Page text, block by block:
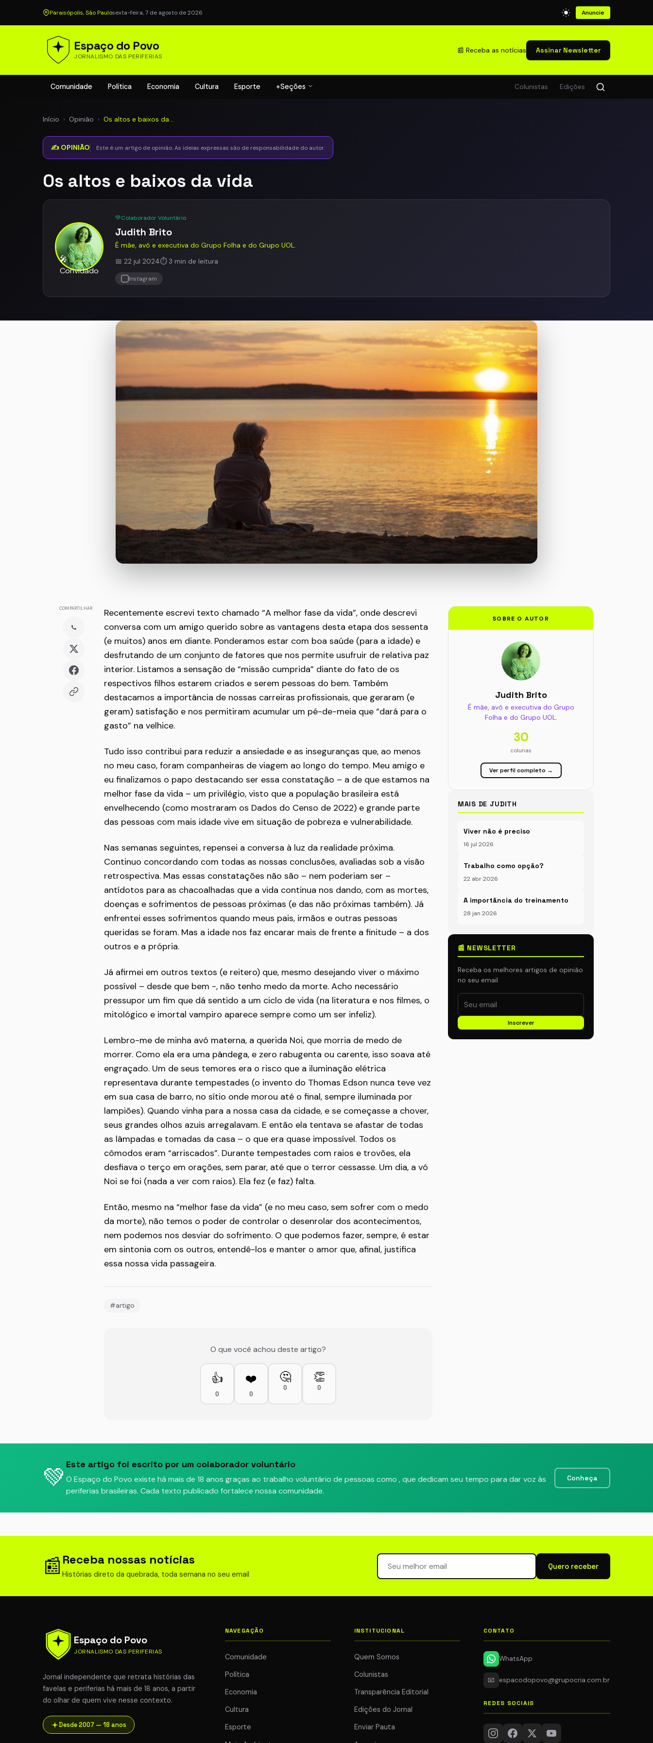
Paraisópolis, São Paulosexta-feira, 7 de agosto de 2026 Anuncie
Espaço do Povo
JORNALISMO DAS PERIFERIAS
📰 Receba as notícias Assinar Newsletter
Comunidade Política Economia Cultura Esporte +Seções Colunistas Edições
Início › Opinião › Os altos e baixos da…
✍️ OPINIÃO Este é um artigo de opinião. As ideias expressas são de responsabilidade do autor.
Os altos e baixos da vida
🎤
Convidado
💚Colaborador Voluntário
Judith Brito
É mãe, avó e executiva do Grupo Folha e do Grupo UOL.
📅 22 jul 2024⏱️ 3 min de leitura
Instagram
COMPARTILHAR
Recentemente escrevi texto chamado “A melhor fase da vida”, onde descrevi
conversa com um amigo querido sobre as vantagens desta etapa dos sessenta
(e muitos) anos em diante. Ponderamos estar com boa saúde (para a idade) e
desfrutando de um conjunto de fatores que nos permite usufruir de relativa paz
interior. Listamos a sensação de “missão cumprida” diante do fato de os
respectivos filhos estarem criados e serem pessoas do bem. Também
destacamos a importância de nossas carreiras profissionais, que geraram (e
geram) satisfação e nos permitiram acumular um pé-de-meia que “dará para o
gasto” na velhice.
Tudo isso contribui para reduzir a ansiedade e as inseguranças que, ao menos
no meu caso, foram companheiras de viagem ao longo do tempo. Meu amigo e
eu finalizamos o papo destacando ser essa constatação – a de que estamos na
melhor fase da vida – um privilégio, visto que a população brasileira está
envelhecendo (como mostraram os Dados do Censo de 2022) e grande parte
das pessoas com mais idade vive em situação de pobreza e vulnerabilidade.
Nas semanas seguintes, repensei a conversa à luz da realidade próxima.
Continuo concordando com todas as nossas conclusões, avaliadas sob a visão
retrospectiva. Mas essas constatações não são – nem poderiam ser –
antídotos para as chacoalhadas que a vida continua nos dando, com as mortes,
doenças e sofrimentos de pessoas próximas (e das não próximas também). Já
enfrentei esses sofrimentos quando meus pais, irmãos e outras pessoas
queridas se foram. Mas a idade nos faz encarar mais de frente a finitude – a dos
outros e a própria.
Já afirmei em outros textos (e reitero) que, mesmo desejando viver o máximo
possível – desde que bem -, não tenho medo da morte. Acho necessário
pressupor um fim que dá sentido a um ciclo de vida (na literatura e nos filmes, o
mitológico e imortal vampiro aparece sempre como um ser infeliz).
Lembro-me de minha avó materna, a querida Noi, que morria de medo de
morrer. Como ela era uma pândega, e zero rabugenta ou carente, isso soava até
engraçado. Um de seus temores era o risco que a iluminação elétrica
representava durante tempestades (o invento do Thomas Edson nunca teve vez
em sua casa de barro, no sítio onde morou até o final, sempre iluminada por
lampiões). Quando vinha para a nossa casa da cidade, e se começasse a chover,
seus grandes olhos azuis arregalavam. E então ela tentava se afastar de todas
as lâmpadas e tomadas da casa – o que era quase impossível. Todos os
cômodos eram “arriscados”. Durante tempestades com raios e trovões, ela
desfiava o terço em orações, sem parar, até que o terror cessasse. Um dia, a vó
Noi se foi (nada a ver com raios). Ela fez (e faz) falta.
Então, mesmo na “melhor fase da vida” (e no meu caso, sem sofrer com o medo
da morte), não temos o poder de controlar o desenrolar dos acontecimentos,
nem podemos nos desviar do sofrimento. O que podemos fazer, sempre, é estar
em sintonia com os outros, entendê-los e manter o amor que, afinal, justifica
essa nossa vida passageira.
#artigo
O que você achou deste artigo?
👍
0
❤️
0
🤔
0
👏
0
SOBRE O AUTOR
Judith Brito
É mãe, avó e executiva do Grupo
Folha e do Grupo UOL.
30
colunas
Ver perfil completo →
MAIS DE JUDITH
Viver não é preciso
16 jul 2026
Trabalho como opção?
22 abr 2026
A importância do treinamento
28 jan 2026
📰 NEWSLETTER
Receba os melhores artigos de opinião
no seu email
Inscrever
💚 Este artigo foi escrito por um colaborador voluntário
O Espaço do Povo existe há mais de 18 anos graças ao trabalho voluntário de pessoas como , que dedicam seu tempo para dar voz às
periferias brasileiras. Cada texto publicado fortalece nossa comunidade.
Conheça
📰 Receba nossas notícias
Histórias direto da quebrada, toda semana no seu email
Seu email para newsletter
Quero receber
Espaço do Povo
JORNALISMO DAS PERIFERIAS
Jornal independente que retrata histórias das
favelas e periferias há mais de 18 anos, a partir
do olhar de quem vive nesse contexto.
Desde 2007 — 18 anos
NAVEGAÇÃO
Comunidade
Política
Economia
Cultura
Esporte
INSTITUCIONAL
Quem Somos
Colunistas
Transparência Editorial
Edições do Jornal
Enviar Pauta
CONTATO
WhatsApp
📧 espacodopovo@grupocria.com.br
REDES SOCIAIS